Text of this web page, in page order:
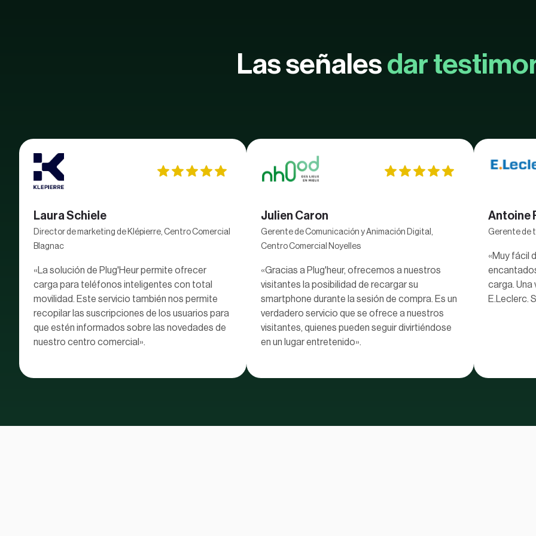
Las señales dar
Laura Schiele
Director de marketing de Klépierre, Centro Comercial
Blagnac
«La solución de Plug'Heur permite ofrecer
carga para teléfonos inteligentes con total
movilidad. Este servicio también nos permite
recopilar las suscripciones de los usuarios para
que estén informados sobre las novedades de
nuestro centro comercial».
Julien Caron
Gerente de Comunicación y Animación Digital,
Centro Comercial Noyelles
«Gracias a Plug'heur, ofrecemos a nuestros
visitantes la posibilidad de recargar su
smartphone durante la sesión de compra. Es un
verdadero servicio que se ofrece a nuestros
visitantes, quienes pueden seguir divirtiéndose
en un lugar entretenido».
Antoine
Gerente de
«Muy fácil
carga. Una
E.Leclerc.